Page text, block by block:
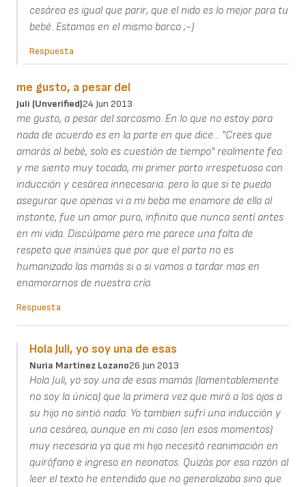
cesárea es igual que parir, que el nido es lo mejor para tu
bebé. Estamos en el mismo barco ;-)
Respuesta
me gusto, a pesar del
Juli (unverified)24 Jun 2013
me gusto, a pesar del sarcasmo. En lo que no estoy para
nada de acuerdo es en la parte en que dice... "Crees que
amarás al bebé, solo es cuestión de tiempo" realmente feo
y me siento muy tocada, mi primer parto irrespetuoso con
inducción y cesárea innecesaria. pero lo que si te puedo
asegurar que apenas vi a mi beba me enamore de ella al
instante, fue un amor puro, infinito que nunca sentí antes
en mi vida. Discúlpame pero me parece una falta de
respeto que insinúes que por que el parto no es
humanizado las mamás si o si vamos a tardar mas en
enamorarnos de nuestra cría.
Respuesta
Hola Juli, yo soy una de esas
Nuria Martínez Lozano26 Jun 2013
Hola Juli, yo soy una de esas mamás (lamentablemente
no soy la única) que la primera vez que miró a los ojos a
su hijo no sintió nada. Yo tambien sufrí una inducción y
una cesárea, aunque en mi caso (en esos momentos)
muy necesaria ya que mi hijo necesitó reanimación en
quirófano e ingreso en neonatos. Quizás por esa razón al
leer el texto he entendido que no generalizaba sino que